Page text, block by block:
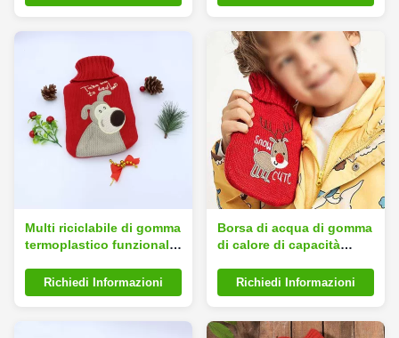
Multi riciclabile di gomma
termoplastico funzionale
caldaRichiedi Informazioni
Borsa di acqua di gomma
di calore di capacità
molle eccellente della
peluche per caldo
Richiedi Informazioni